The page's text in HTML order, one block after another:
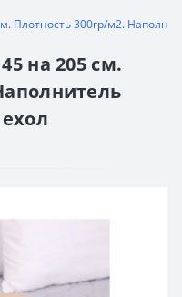
Плотность 300гр/м2.
на 205 см.